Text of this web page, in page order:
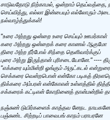
சாடுவதோடு நிற்காமல், ஒன்றாம்
செய்வித்து, எல்லா இன்பையும் எல்லோரும்
நல்வாழ்த்துக்கள்!
"உரை அற்றது ஒன்றை உரை செய்யும் ஊமர்காள்
கரை அற்றது ஒன்றைக் கரை காணல் ஆகுமோ
திரை அற்ற நீர்போல் சிந்தை தெளிவார்க்குப்
புரை அற்று இருந்தான் புரிசடையோனே." ----
"எக்கரை யும்மின்றி ஓங்கும் அருட்கடல்
செக்கரை வென்றபொன் என்கோ படிகத்
திக்கரை அம்பரன் என்கோஎன் உள்ளத்தில்
சக்கரைக் கட்டிஎன் கோநினைத் தான்மன்றில்
நஞ்சுண் டுயிர்களைக் காத்தவ னேநட நாயகனே
பஞ்சுண்ட சிற்றடிப் பாவைபங் காநம் பராபரனே